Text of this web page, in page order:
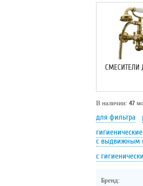
В наличии: 47
для фильтра
гигиенические
с выдвижным
с
Бренд: